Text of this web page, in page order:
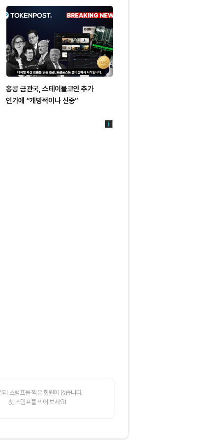
홍콩 금관국, 스테이블코인 추가
인가에 “개방적이나 신중”
리 스탬프를 찍은 회원이 없습니다.
첫 스탬프를 찍어 보세요!